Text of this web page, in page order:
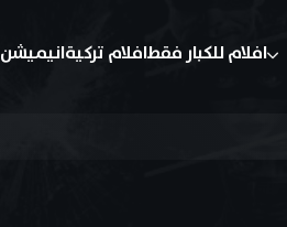
افلام للكبار فقطافلام تركيةانيميشن